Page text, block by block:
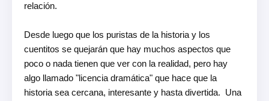
relación.
Desde luego que los puristas de la historia y los
cuentitos se quejarán que hay muchos aspectos que
poco o nada tienen que ver con la realidad, pero hay
algo llamado "licencia dramática" que hace que la
historia sea cercana, interesante y hasta divertida.  Una